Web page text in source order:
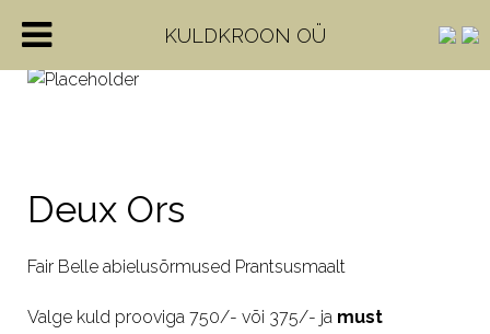
Deux Ors
Fair Belle abielusõrmused Prantsusmaalt
Valge kuld prooviga 750/- või 375/- ja must
KULDKROON OÜ